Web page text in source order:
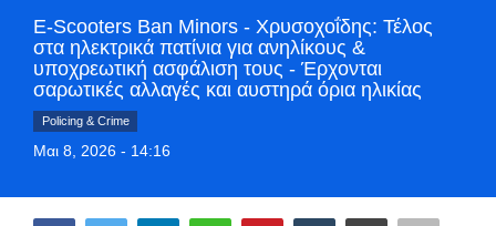
Style Adorés
Greece
Entertainment
E-Scooters Ban Minors - Χρυσοχοΐδης: Τέλος
στα ηλεκτρικά πατίνια για ανηλίκους &
υποχρεωτική ασφάλιση τους - Έρχονται
σαρωτικές αλλαγές και αυστηρά όρια ηλικίας
Policing & Crime
Μαι 8, 2026 - 14:16